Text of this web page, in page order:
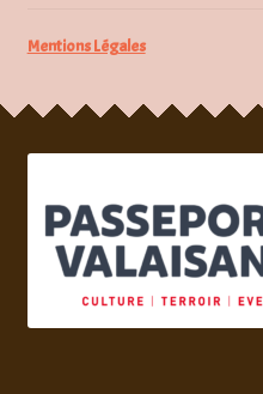
Mentions Légales